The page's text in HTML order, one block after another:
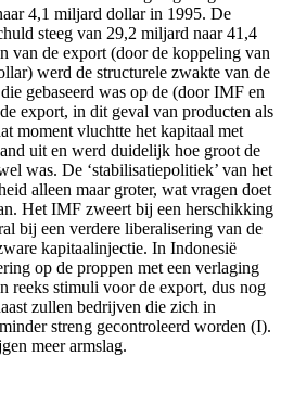
4,1 miljard dollar in 1995. De
steeg van 29,2 miljard naar 41,4
van de export (door de koppeling van
werd de structurele zwakte van de
gebaseerd was op de (door IMF en
export, in dit geval van producten als
moment vluchtte het kapitaal met
uit en werd duidelijk hoe groot de
was. De ‘stabilisatiepolitiek’ van het
alleen maar groter, wat vragen doet
Het IMF zweert bij een herschikking
bij een verdere liberalisering van de
kapitaalinjectie. In Indonesië
op de proppen met een verlaging
reeks stimuli voor de export, dus nog
zullen bedrijven die zich in
streng gecontroleerd worden (I).
meer armslag.